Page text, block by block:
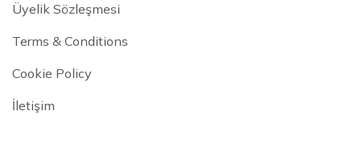
Üyelik Sözleşmesi
Terms & Conditions
Cookie Policy
İletişim